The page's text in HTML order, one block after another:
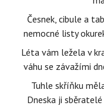
Česnek, cibule a
nemocné listy
Léta vám ležela v
váhu se závažími
Tuhle skříňku
Dneska ji